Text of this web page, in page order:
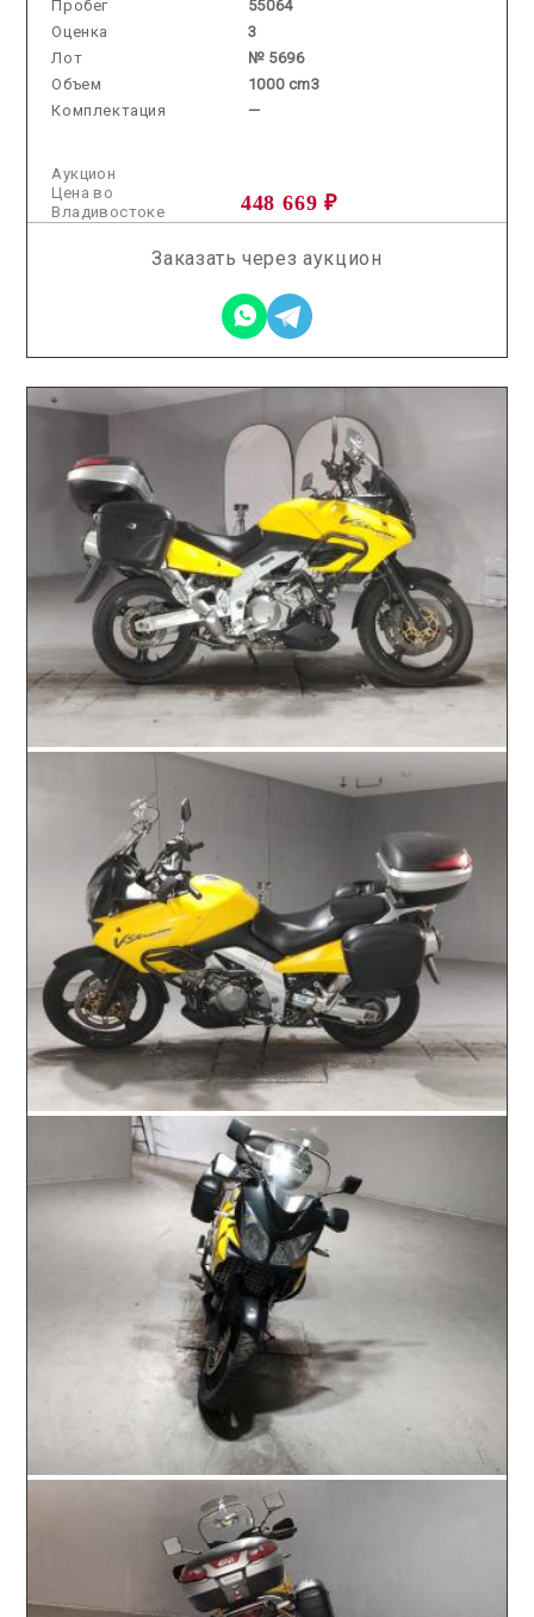
Пробег
55064
Оценка
3
Лот
№ 5696
Объем
1000 cm3
Комплектация
—
Аукцион
448 669 ₽
Цена во
Владивостоке
Заказать через аукцион